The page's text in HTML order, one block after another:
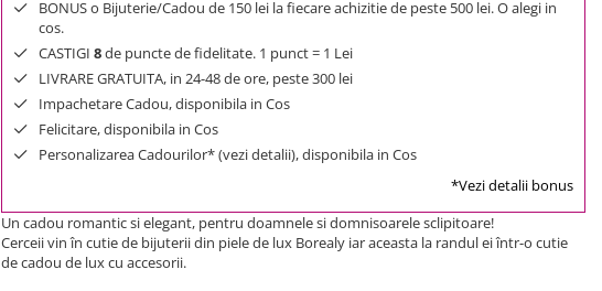
BONUS o Bijuterie/Cadou de 150 lei la fiecare achizitie de peste 500 lei. O alegi in
cos.
CASTIGI 8de puncte de fidelitate. 1 punct = 1 Lei
LIVRARE GRATUITA, in 24-48 de ore, peste 300 lei
Impachetare Cadou, disponibila in Cos
Felicitare, disponibila in Cos
Personalizarea Cadourilor* (vezi detalii), disponibila in Cos
*Vezi detalii bonus
Un cadou romantic si elegant, pentru doamnele si domnisoarele sclipitoare!
Cerceii vin în cutie de bijuterii din piele de lux Borealy iar aceasta la randul ei într-o cutie
de cadou de lux cu accesorii.